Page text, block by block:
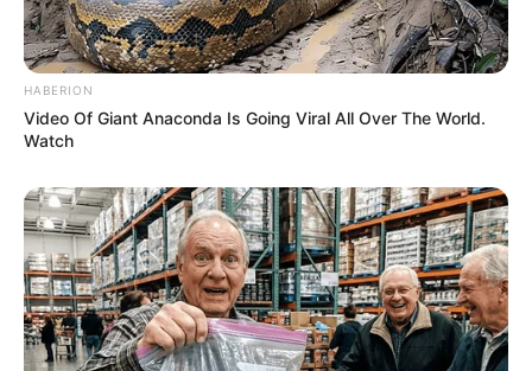
HABERION
Video Of Giant Anaconda Is Going Viral All Over The World.
Watch